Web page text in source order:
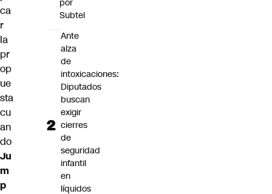
ca
r
la
pr
op
ue
sta
cu
an
do
Ju
m
p
por
Subtel
Ante
alza
de
intoxicaciones:
Diputados
buscan
exigir
cierres
de
seguridad
infantil
en
líquidos